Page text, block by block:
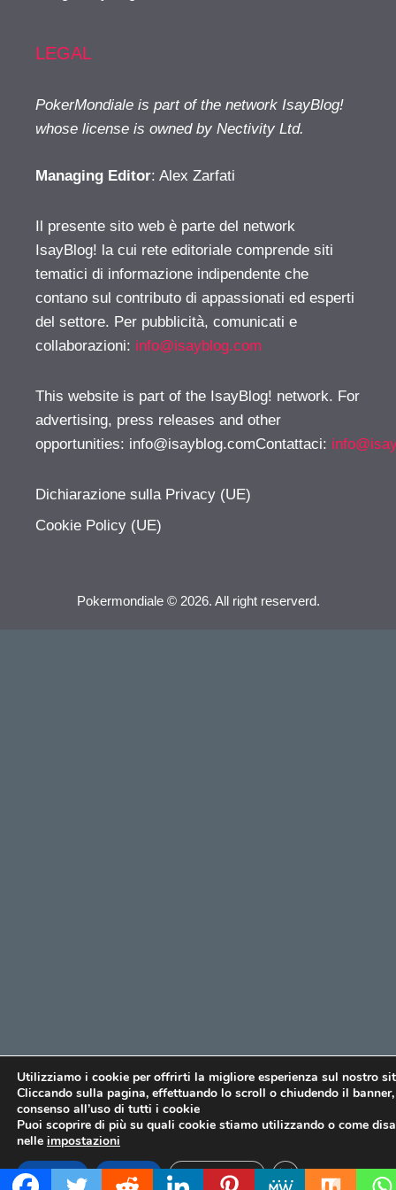
LEGAL
PokerMondiale is part of the network IsayBlog!
whose license is owned by Nectivity Ltd.
Managing Editor: Alex Zarfati
Il presente sito web è parte del network
IsayBlog! la cui rete editoriale comprende siti
tematici di informazione indipendente che
contano sul contributo di appassionati ed esperti
del settore. Per pubblicità, comunicati e
collaborazioni: info@isayblog.com
This website is part of the IsayBlog! network. For
advertising, press releases and other
opportunities: info@isayblog.comContattaci:
Dichiarazione sulla Privacy (UE)
Cookie Policy (UE)
Pokermondiale © 2026. All right reserverd.
Utilizziamo i cookie per offrirti la migliore esperienza sul nostro
Cliccando sulla pagina, effettuando lo scroll o chiudendo il
consenso all’uso di tutti i cookie
Puoi scoprire di più su quali cookie stiamo utilizzando o come
nelle impostazioni
Accetta Rifiuta Impostazioni CLOSE GDPR